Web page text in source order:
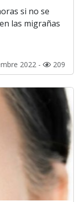
si no se
las migrañas
2022 - 209